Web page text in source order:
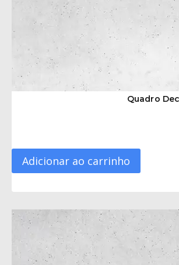
Quadro
Adicionar ao carrinho